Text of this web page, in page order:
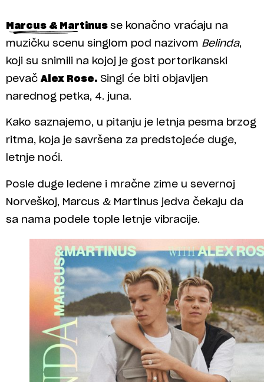
Marcus & Martinus se konačno vraćaju na
muzičku scenu singlom pod nazivom Belinda,
koji su snimili na kojoj je gost portorikanski
pevač Alex Rose. Singl će biti objavljen
narednog petka, 4. juna.
Kako saznajemo, u pitanju je letnja pesma brzog
ritma, koja je savršena za predstojeće duge,
letnje noći.
Posle duge ledene i mračne zime u severnoj
Norveškoj, Marcus & Martinus jedva čekaju da
sa nama podele tople letnje vibracije.